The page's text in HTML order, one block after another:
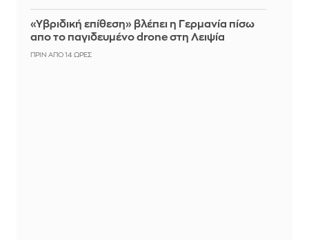
«Υβριδική επίθεση» βλέπει η Γερμανία πίσω
απο το παγιδευμένο drone στη Λειψία
ΠΡΙΝ ΑΠΌ 14 ΏΡΕΣ